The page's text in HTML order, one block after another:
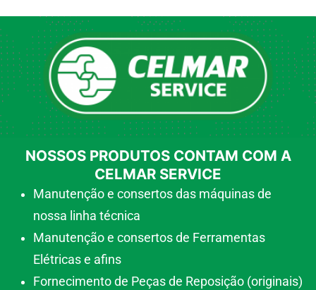
NOSSOS PRODUTOS CONTAM COM A
CELMAR SERVICE
Manutenção e consertos das máquinas de
nossa linha técnica
Manutenção e consertos de Ferramentas
Elétricas e afins
Fornecimento de Peças de Reposição (originais)